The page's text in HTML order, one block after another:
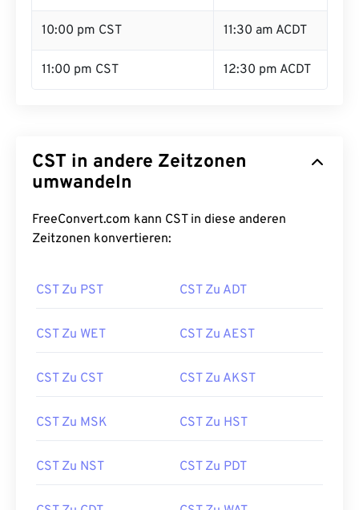
10:00 pm CST 11:30 am ACDT
11:00 pm CST 12:30 pm ACDT
CST in andere Zeitzonen
umwandeln
FreeConvert.com kann CST in diese anderen
Zeitzonen konvertieren:
CST Zu PST CST Zu ADT
CST Zu WET CST Zu AEST
CST Zu CST CST Zu AKST
CST Zu MSK CST Zu HST
CST Zu NST CST Zu PDT